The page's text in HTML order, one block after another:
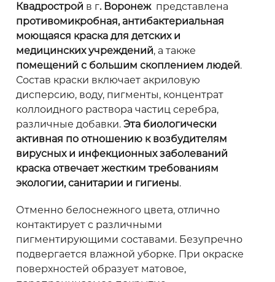
Квадрострой в г. Воронежпредставлена
противомикробная, антибактериальная
моющаяся краска для детских и
медицинских учреждений, а также
помещений с большим скоплением людей.
Состав краски включает акриловую
дисперсию, воду, пигменты, концентрат
коллоидного раствора частиц серебра,
различные добавки. Эта биологически
активная по отношению к возбудителям
вирусных и инфекционных заболеваний
краска отвечает жестким требованиям
экологии, санитарии и гигиены.
Отменно белоснежного цвета, отлично
контактирует с различными
пигментирующими составами. Безупречно
подвергается влажной уборке. При окраске
поверхностей образует матовое,